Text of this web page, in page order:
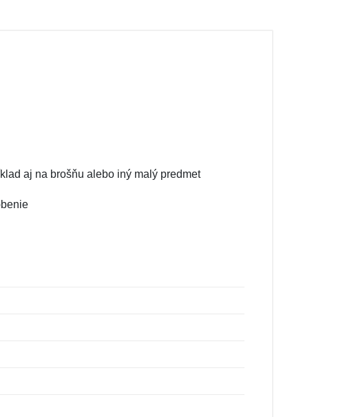
aj na brošňu alebo iný malý predmet